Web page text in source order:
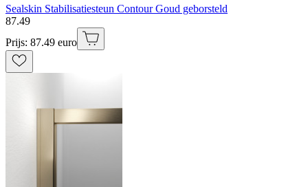
Sealskin Stabilisatiesteun Contour Goud geborsteld
87.49
Prijs: 87.49 euro